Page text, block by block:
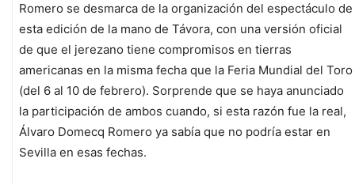
Romero se desmarca de la organización del espectáculo de
esta edición de la mano de Távora, con una versión oficial
de que el jerezano tiene compromisos en tierras
americanas en la misma fecha que la Feria Mundial del Toro
(del 6 al 10 de febrero). Sorprende que se haya anunciado
la participación de ambos cuando, si esta razón fue la real,
Álvaro Domecq Romero ya sabía que no podría estar en
Sevilla en esas fechas.